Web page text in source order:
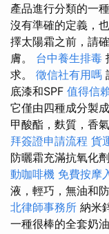
產品進行分類的一
沒有準確的定義，
擇太陽霜之前，請
膚。 台中養生排毒
求。 徵信社有用嗎
底漆和SPF 值得信
它僅由四種成分製成
甲酸酯，麩質，香
拜簽證申請流程 貨
防曬霜充滿抗氧化
動咖啡機 免費按摩
液，輕巧，無油和
北律師事務所 納米
一種很棒的全套奶油